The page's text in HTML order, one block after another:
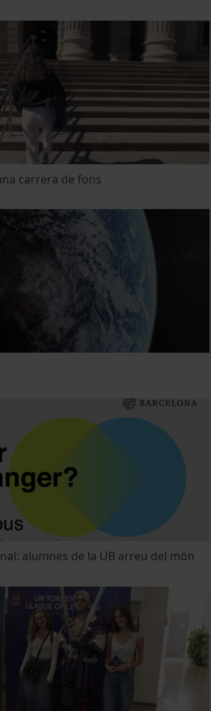
carrera de fons
alumnes de la UB arreu del món